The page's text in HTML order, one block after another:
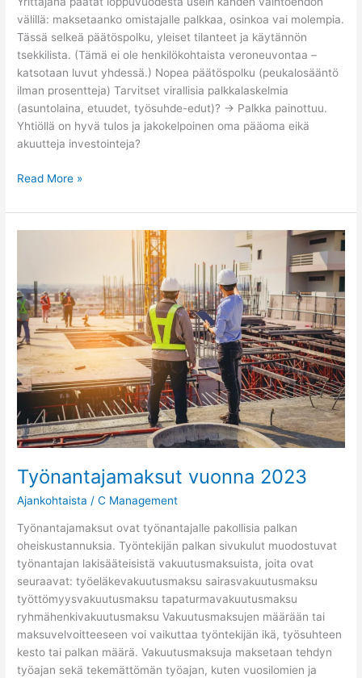
välillä: maksetaanko omistajalle palkkaa, osinkoa vai molempia.
Tässä selkeä päätöspolku, yleiset tilanteet ja käytännön
tsekkilista. (Tämä ei ole henkilökohtaista veroneuvontaa –
katsotaan luvut yhdessä.) Nopea päätöspolku (peukalosääntö
ilman prosentteja) Tarvitset virallisia palkkalaskelmia
(asuntolaina, etuudet, työsuhde-edut)? → Palkka painottuu.
Yhtiöllä on hyvä tulos ja jakokelpoinen oma pääoma eikä
akuutteja investointeja?
Read More »
Työnantajamaksut vuonna 2023
Ajankohtaista /C Management
Työnantajamaksut ovat työnantajalle pakollisia palkan
oheiskustannuksia. Työntekijän palkan sivukulut muodostuvat
työnantajan lakisääteisistä vakuutusmaksuista, joita ovat
seuraavat: työeläkevakuutusmaksu sairasvakuutusmaksu
työttömyysvakuutusmaksu tapaturmavakuutusmaksu
ryhmähenkivakuutusmaksu Vakuutusmaksujen määrään tai
maksuvelvoitteeseen voi vaikuttaa työntekijän ikä, työsuhteen
kesto tai palkan määrä. Vakuutusmaksuja maksetaan tehdyn
työajan sekä tekemättömän työajan, kuten vuosilomien ja